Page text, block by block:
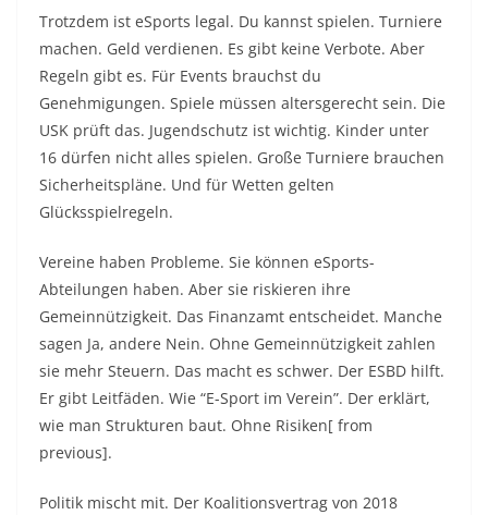
Trotzdem ist eSports legal. Du kannst spielen. Turniere
machen. Geld verdienen. Es gibt keine Verbote. Aber
Regeln gibt es. Für Events brauchst du
Genehmigungen. Spiele müssen altersgerecht sein. Die
USK prüft das. Jugendschutz ist wichtig. Kinder unter
16 dürfen nicht alles spielen. Große Turniere brauchen
Sicherheitspläne. Und für Wetten gelten
Glücksspielregeln.
Vereine haben Probleme. Sie können eSports-
Abteilungen haben. Aber sie riskieren ihre
Gemeinnützigkeit. Das Finanzamt entscheidet. Manche
sagen Ja, andere Nein. Ohne Gemeinnützigkeit zahlen
sie mehr Steuern. Das macht es schwer. Der ESBD hilft.
Er gibt Leitfäden. Wie “E-Sport im Verein”. Der erklärt,
wie man Strukturen baut. Ohne Risiken[ from
previous].
Politik mischt mit. Der Koalitionsvertrag von 2018